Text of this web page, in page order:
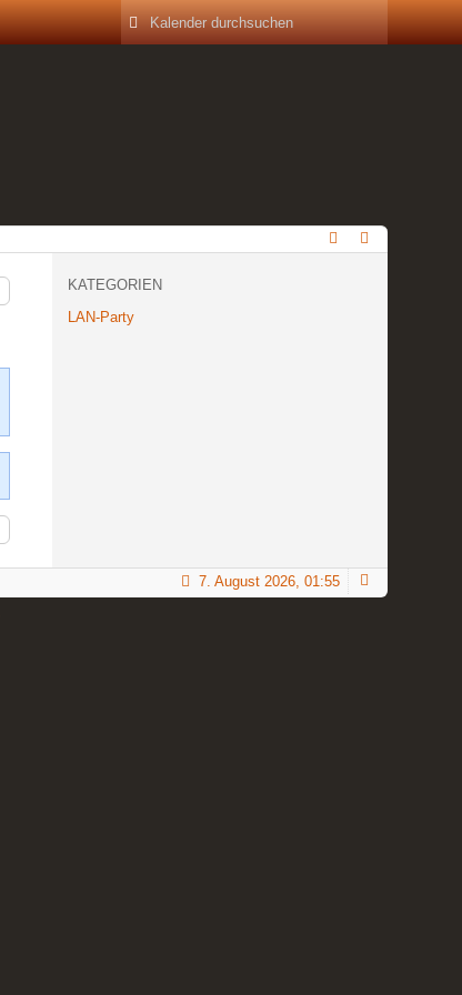
KATEGORIEN
LAN-Party
7. August 2026, 01:55